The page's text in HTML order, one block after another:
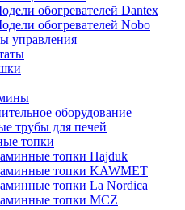
обогревателей Dantex
обогревателей Nobo
управления
оборудование
трубы для печей
топки
топки Hajduk
топки KAWMET
топки La Nordica
топки MCZ